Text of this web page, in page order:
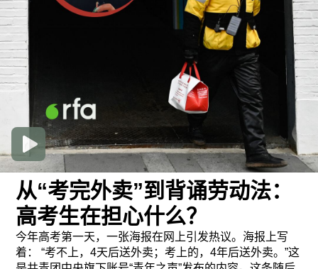
从“考完外卖”到背诵劳动法：
高考生在担心什么？
今年高考第一天，一张海报在网上引发热议。海报上写
着： “考不上，4天后送外卖；考上的，4年后送外卖。”这